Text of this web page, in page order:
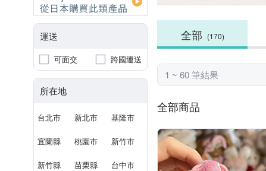
運送
可面交 跨國運送
所在地
台北市 新北市 基隆市
宜蘭縣 桃園市 新竹市
新竹縣 苗栗縣 台中市
全部 (170)
1 ~ 60 筆結果
全部商品